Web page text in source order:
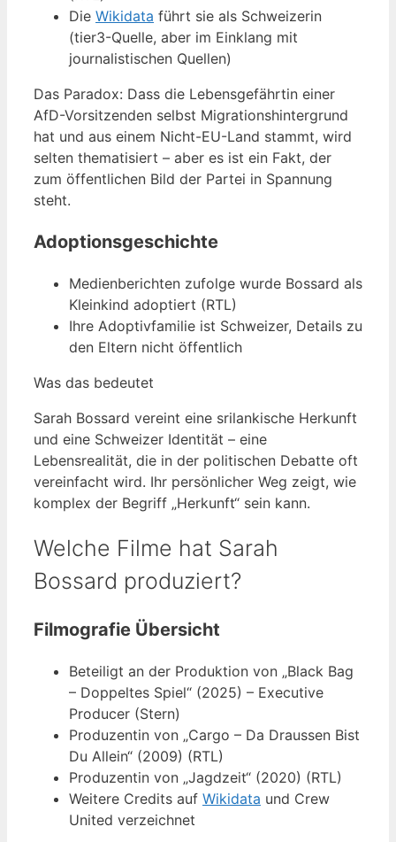
Die Wikidata führt sie als Schweizerin
(tier3-Quelle, aber im Einklang mit
journalistischen Quellen)
Das Paradox: Dass die Lebensgefährtin einer
AfD-Vorsitzenden selbst Migrationshintergrund
hat und aus einem Nicht-EU-Land stammt, wird
selten thematisiert – aber es ist ein Fakt, der
zum öffentlichen Bild der Partei in Spannung
steht.
Adoptionsgeschichte
Medienberichten zufolge wurde Bossard als
Kleinkind adoptiert (RTL)
Ihre Adoptivfamilie ist Schweizer, Details zu
den Eltern nicht öffentlich
Was das bedeutet
Sarah Bossard vereint eine srilankische Herkunft
und eine Schweizer Identität – eine
Lebensrealität, die in der politischen Debatte oft
vereinfacht wird. Ihr persönlicher Weg zeigt, wie
komplex der Begriff „Herkunft“ sein kann.
Welche Filme hat Sarah
Bossard produziert?
Filmografie Übersicht
Beteiligt an der Produktion von „Black Bag
– Doppeltes Spiel“ (2025) – Executive
Producer (Stern)
Produzentin von „Cargo – Da Draussen Bist
Du Allein“ (2009) (RTL)
Produzentin von „Jagdzeit“ (2020) (RTL)
Weitere Credits auf Wikidata und Crew
United verzeichnet